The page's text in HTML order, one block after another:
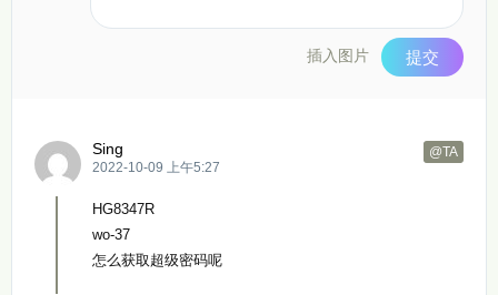
插入图片 提交
Sing
@TA
2022-10-09 上午5:27
HG8347R
wo-37
怎么获取超级密码呢